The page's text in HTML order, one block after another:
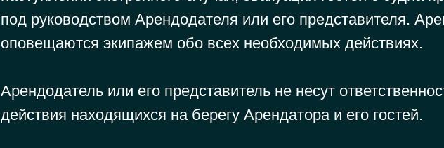
под руководством Арендодателя или его представителя.
оповещаются экипажем обо всех необходимых действиях.
Арендодатель или его представитель не несут
действия находящихся на берегу Арендатора и его гостей.